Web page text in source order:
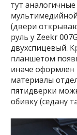
тут
(двери
руль у Zeekr
двухспицевый.
планшетом
иначе
материалы
пятидверки
обивку (седану